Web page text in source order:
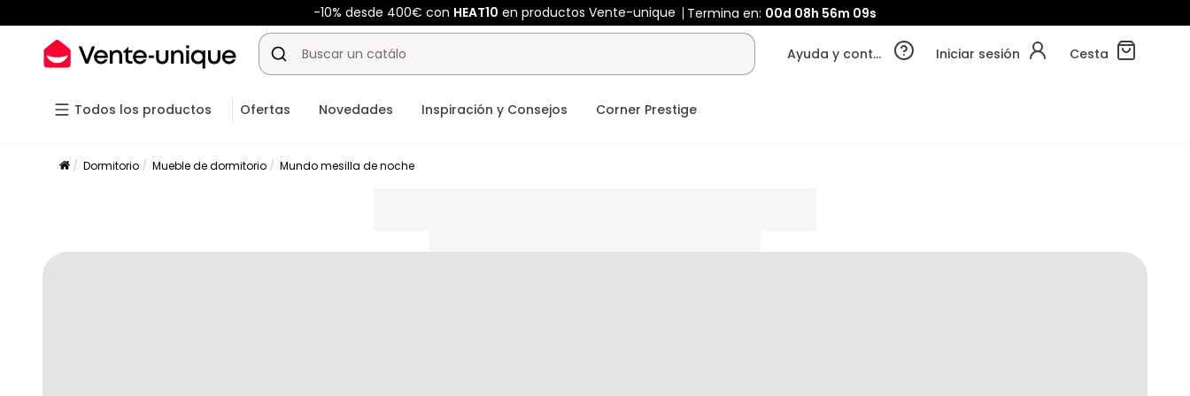
-10% desde 400€ con HEAT10 en productos Vente-unique Termina en: 00d 08h 56m 08s
Ayuda y contacto Iniciar sesión Cesta
Todos los productos Ofertas Novedades Inspiración y Consejos Corner Prestige
Dormitorio Mueble de dormitorio Mundo mesilla de noche